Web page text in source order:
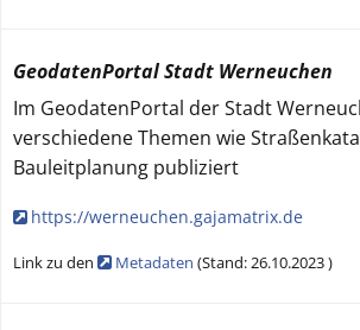
GeodatenPortal Stadt Werneuchen
Im GeodatenPortal der Stadt
verschiedene Themen wie
Bauleitplanung publiziert
https://werneuchen.gajamatrix.de
Link zu den Metadaten (Stand:26.10.2023)